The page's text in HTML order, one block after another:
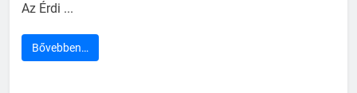
Az Érdi ...
Bővebben…